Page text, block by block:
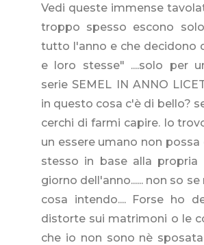
Vedi queste immense
troppo spesso escono
tutto l'anno e che decidono
e loro stesse" ....solo per
serie SEMEL IN ANNO
in questo cosa c'è di bello?
cerchi di farmi capire. Io
un essere umano non possa
stesso in base alla propria
giorno dell'anno...... non so
cosa intendo.... Forse ho
distorte sui matrimoni o le
che io non sono nè